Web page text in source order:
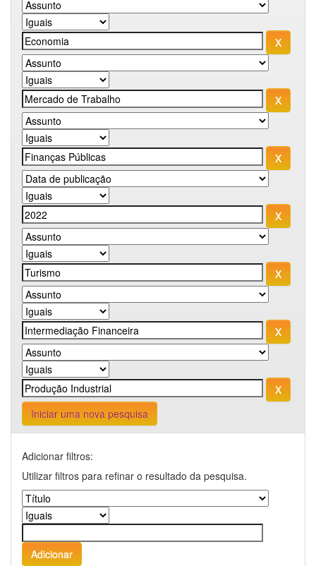
Iniciar uma nova pesquisa
Adicionar filtros:
Utilizar filtros para refinar o resultado da pesquisa.